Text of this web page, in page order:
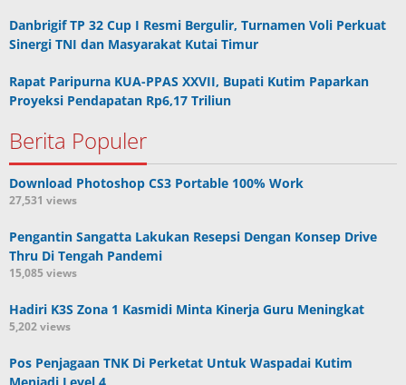
Danbrigif TP 32 Cup I Resmi Bergulir, Turnamen Voli Perkuat
Sinergi TNI dan Masyarakat Kutai Timur
Rapat Paripurna KUA-PPAS XXVII, Bupati Kutim Paparkan
Proyeksi Pendapatan Rp6,17 Triliun
Berita Populer
Download Photoshop CS3 Portable 100% Work
27,531 views
Pengantin Sangatta Lakukan Resepsi Dengan Konsep Drive
Thru Di Tengah Pandemi
15,085 views
Hadiri K3S Zona 1 Kasmidi Minta Kinerja Guru Meningkat
5,202 views
Pos Penjagaan TNK Di Perketat Untuk Waspadai Kutim